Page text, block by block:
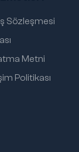
Sözleşmesi
Metni
Politikası